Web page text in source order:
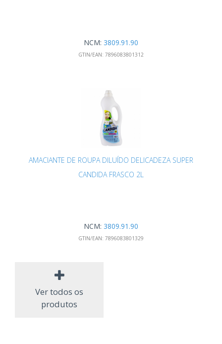
NCM: 3809.91.90
GTIN/EAN: 7896083801312
AMACIANTE DE ROUPA DILUÍDO DELICADEZA SUPER
CANDIDA FRASCO 2L
NCM: 3809.91.90
GTIN/EAN: 7896083801329
Ver todos os
produtos